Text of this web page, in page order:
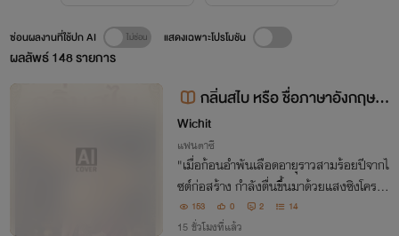
ผลลัพธ์148รายการ
ซ่อนผลงานที่ใช้ปก AI แสดงเฉพาะโปรโมชัน
กลิ่นสไบ หรือ ชื่อภาษาอังกฤษT
he Blood-Amber Sash
Wichit
แฟนตาซี
"เมื่อก้อนอำพันเลือดอายุราวสามร้อยปีจากไ
ซต์ก่อสร้าง กำลังตื่นขึ้นมาด้วยแสงซิงโครตร
อน... ความลับของโศกนาฏกรรมรักข้ามชาติ
และ 'ดาบสะกดวิญญาณ' ที่วิทยาศาสตร์อธิ
153 0 2 14
15 ชั่วโมงที่แล้ว